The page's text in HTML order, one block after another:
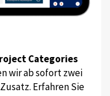
Categories
wir ab sofort zwei
Erfahren Sie